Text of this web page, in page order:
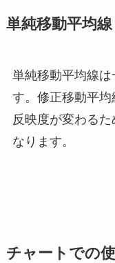
単純移動平均
単純移動平均線
す。修正移動平
反映度が変わる
なります。
チャートでの